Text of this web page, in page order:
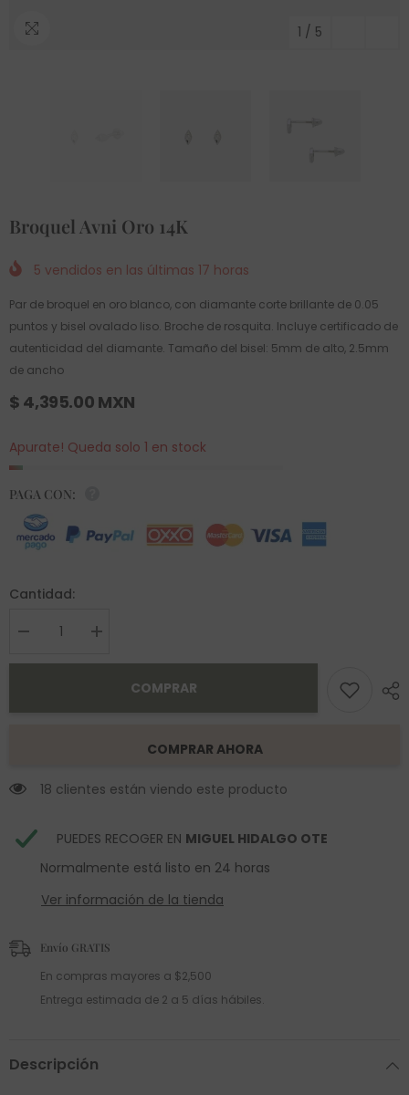
1 / 5
Broquel Avni Oro 14K
5 vendidos en las últimas 17 horas
Par de broquel en oro blanco, con diamante corte brillante de 0.05
puntos y bisel ovalado liso. Broche de rosquita. Incluye certificado de
autenticidad del diamante. Tamaño del bisel: 5mm de alto, 2.5mm
de ancho
$ 4,395.00 MXN
Apurate! Queda solo 1 en stock
PAGA CON:
Cantidad:
Decrease
for
Increase
for
COMPRAR
COMPRAR AHORA
18 clientes están viendo este producto
PUEDES RECOGER EN MIGUEL HIDALGO OTE
Normalmente está listo en 24 horas
Ver información de la tienda
Envío GRATIS
En compras mayores a $2,500
Entrega estimada de 2 a 5 días hábiles.
Descripción